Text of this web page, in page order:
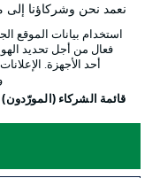
© 2026 Bundesliga-Gruppe GmbH
نعمد نحن وشركاؤنا إلى
استخدام بيانات الموقع
فعال من أجل تحديد
أحد الأجهزة.
قائمة الشركاء (المورّدون)